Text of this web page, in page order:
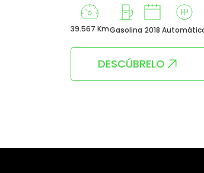
39.567 KmGasolina 2018
DESCÚBRELO